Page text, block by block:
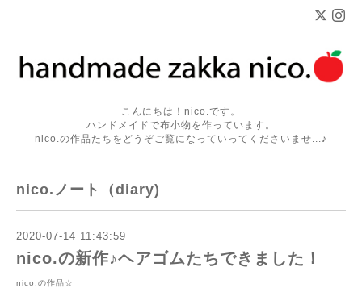
こんにちは！nico.です。
ハンドメイドで布小物を作っています。
nico.の作品たちをどうぞご覧になっていってくださいませ...♪
nico.ノート（diary)
2020-07-14 11:43:59
nico.の新作♪ヘアゴムたちできました！
nico.の作品☆